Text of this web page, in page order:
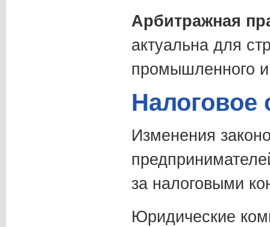
Арбитражная
актуальна для
промышленного и
Налоговое
Изменения
за налоговыми
Юридические